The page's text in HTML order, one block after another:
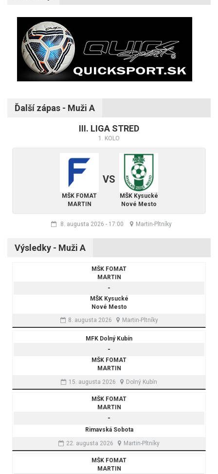
Ďalší zápas - Muži A
III. LIGA STRED
1. KOLO
MŠK FOMAT
MARTIN
VS
MŠK Kysucké
Nové Mesto
8. augusta 2026 - 17:00 Martin-Pltníky
Výsledky - Muži A
MŠK FOMAT
MARTIN
-
MŠK Kysucké
Nové Mesto
8. augusta 2026
Martin-Pltníky
MFK Dolný Kubín
-
MŠK FOMAT
MARTIN
15. augusta 2026
Dolný Kubín
MŠK FOMAT
MARTIN
-
Rimavská Sobota
22. augusta 2026
Martin-Pltníky
MŠK FOMAT
MARTIN